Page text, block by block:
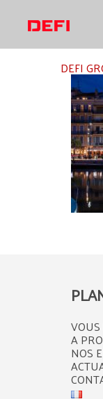
contenu
DEFI
VOUS
A
NOS